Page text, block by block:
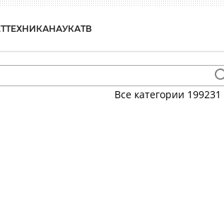
ТЕХНИКАНАУКАТВ
Все категории 199231